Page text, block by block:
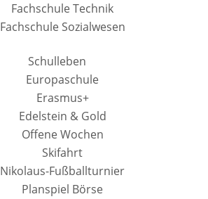
Fachschule Technik
Fachschule Sozialwesen
Schulleben
Europaschule
Erasmus+
Edelstein & Gold
Offene Wochen
Skifahrt
Nikolaus-Fußballturnier
Planspiel Börse